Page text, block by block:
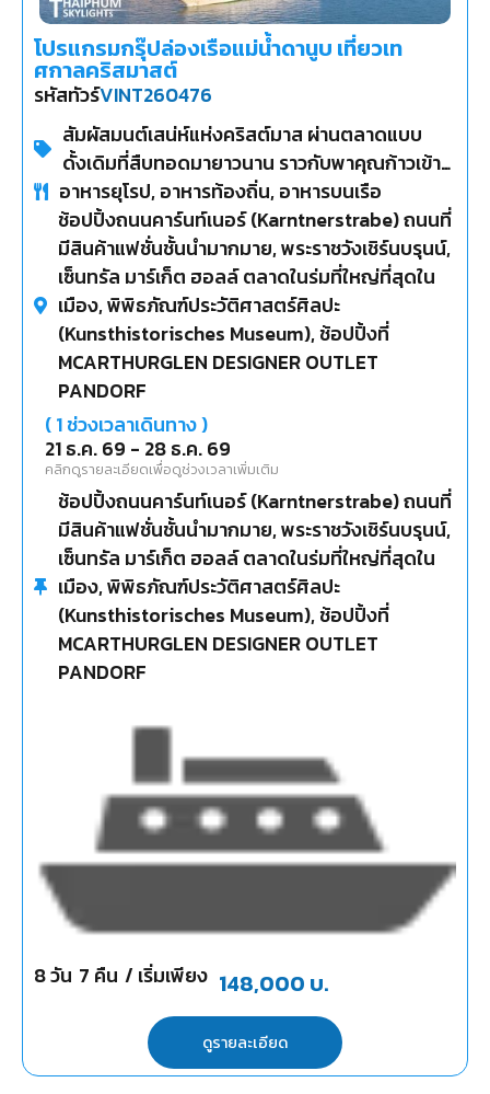
โปรแกรมกรุ๊ปล่องเรือแม่น้ำดานูบ เที่ยวเท
ศกาลคริสมาสต์
รหัสทัวร์VINT260476
สัมผัสมนต์เสน่ห์แห่งคริสต์มาส ผ่านตลาดแบบ
ดั้งเดิมที่สืบทอดมายาวนาน ราวกับพาคุณก้าวเข้าสู่
โลกแห่งเทพนิยาย ประดับประดาด้วยแสงไฟระยิบ
ระยับทั่วทั้งถนนหนทาง อบอวลไปด้วยกลิ่นหอม
ของขนมปังเบรเดลและไวน์ที่ช่วยเติมเต็ม
บรรยากาศแห่งความสุข, ชมรอบกรุงเวียนนา เมือง
หลวงของประเทศออสเตรีย, ชมความงดงามของ
พระราชวังเชิร์นบรุนน์ (Schoenbrunn Palace) ใน
อดีตเป็นที่ประทับของจักรพรรดิแห่งราชวงศ์ฮับส์
บูร์ก, ชมความสวยงามของเมืองบูดาเปสต์ ได้ชื่อว่า
เป็นเมืองหลวงที่มีความงดงามติดอันดับโลก จนได้
รับสมญานามว่า “บูดาเปสต์ ไข่มุกแห่งแม่น้ำดานู
บ”, เที่ยวชมเมืองบราติสลาวา ผ่านชมปราสาทบราติ
สลาวา (Bratislava Castle) ปราสาทสีขาวบนเนิน
เขาแลนด์มาร์กสำคัญที่มองเห็นวิวแม่น้ำดานูบและ
ประเทศเพื่อนบ้านออสเตรียและฮังการี
อาหารยุโรป, อาหารท้องถิ่น, อาหารบนเรือ
ช้อปปิ้งถนนคาร์นท์เนอร์ (Karntnerstrabe) ถนนที่
มีสินค้าแฟชั่นชั้นนำมากมาย, พระราชวังเชิร์นบรุนน์,
เซ็นทรัล มาร์เก็ต ฮอลล์ ตลาดในร่มที่ใหญ่ที่สุดใน
เมือง, พิพิธภัณฑ์ประวัติศาสตร์ศิลปะ
(Kunsthistorisches Museum), ช้อปปิ้งที่
MCARTHURGLEN DESIGNER OUTLET
PANDORF
(1ช่วงเวลาเดินทาง )
21 ธ.ค. 69 - 28 ธ.ค. 69
คลิกดูรายละเอียดเพื่อดูช่วงเวลาเพิ่มเติม
ช้อปปิ้งถนนคาร์นท์เนอร์ (Karntnerstrabe) ถนนที่
มีสินค้าแฟชั่นชั้นนำมากมาย, พระราชวังเชิร์นบรุนน์,
เซ็นทรัล มาร์เก็ต ฮอลล์ ตลาดในร่มที่ใหญ่ที่สุดใน
เมือง, พิพิธภัณฑ์ประวัติศาสตร์ศิลปะ
(Kunsthistorisches Museum), ช้อปปิ้งที่
MCARTHURGLEN DESIGNER OUTLET
PANDORF
8วัน 7 คืน / เริ่มเพียง 148,000 บ.
ดูรายละเอียด